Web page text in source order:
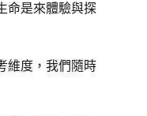
命是來體驗與探
維度，我們隨時